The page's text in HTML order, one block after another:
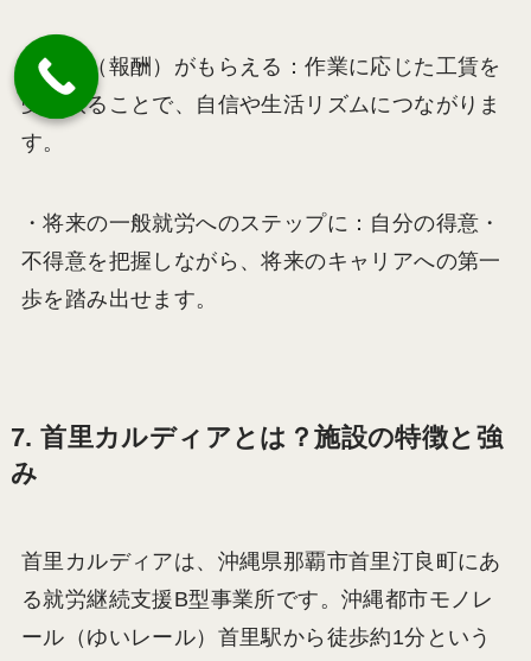
・工賃（報酬）がもらえる：作業に応じた工賃を
受け取ることで、自信や生活リズムにつながりま
す。
・将来の一般就労へのステップに：自分の得意・
不得意を把握しながら、将来のキャリアへの第一
歩を踏み出せます。
7. 首里カルディアとは？施設の特徴と強
み
首里カルディアは、沖縄県那覇市首里汀良町にあ
る就労継続支援B型事業所です。沖縄都市モノレ
ール（ゆいレール）首里駅から徒歩約1分という